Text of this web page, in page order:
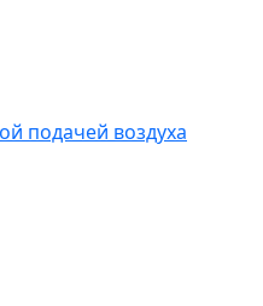
подачей воздуха